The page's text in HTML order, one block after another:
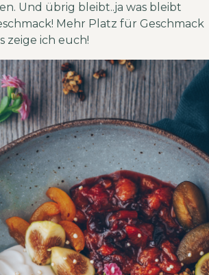
Und übrig bleibt..ja was bleibt
Mehr Platz für Geschmack
zeige ich euch!